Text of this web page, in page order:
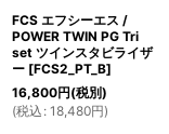
FCS エフシーエス /
POWER TWIN PG Tri
set ツインスタビライザ
ー [FCS2_PT_B]
16,800円(税別)
(税込 : 18,480円)